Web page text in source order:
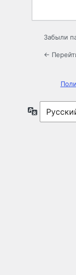
Забыли
←
Язык